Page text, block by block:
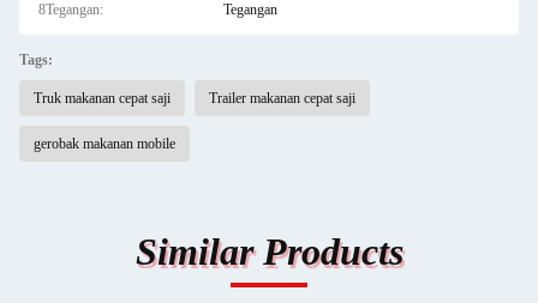
8Tegangan: Tegangan
Tags:
Truk makanan cepat saji Trailer makanan cepat saji
gerobak makanan mobile
Similar Products